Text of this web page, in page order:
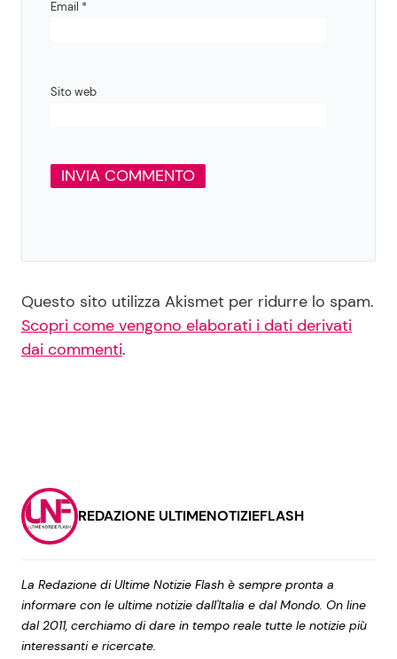
Email *
Sito web
Questo sito utilizza Akismet per ridurre lo spam.
Scopri come vengono elaborati i dati derivati
dai commenti.
REDAZIONE ULTIMENOTIZIEFLASH
La Redazione di Ultime Notizie Flash è sempre pronta a
informare con le ultime notizie dall'Italia e dal Mondo. On line
dal 2011, cerchiamo di dare in tempo reale tutte le notizie più
interessanti e ricercate.